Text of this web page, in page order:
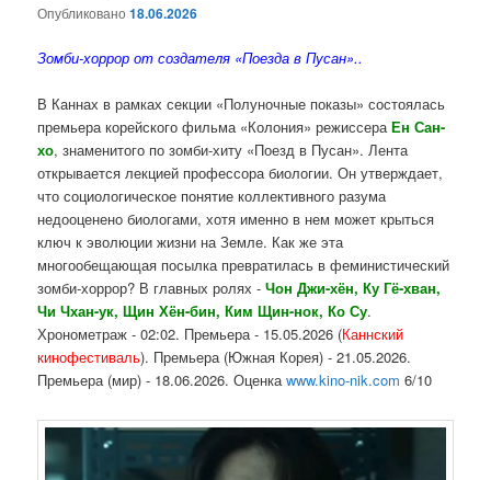
Опубликовано18.06.2026
Зомби-хоррор от создателя «Поезда в Пусан»..
В Каннах в рамках секции «Полуночные показы» состоялась
премьера корейского фильма «Колония» режиссераЕн Сан-
хо, знаменитого по зомби-хиту «Поезд в Пусан». Лента
открывается лекцией профессора биологии. Он утверждает,
что социологическое понятие коллективного разума
недооценено биологами, хотя именно в нем может крыться
ключ к эволюции жизни на Земле. Как же эта
многообещающая посылка превратилась в феминистический
зомби-хоррор? В главных ролях -Чон Джи-хён, Ку Гё-хван,
Чи Чхан-ук, Щин Хён-бин, Ким Щин-нок, Ко Су.
Хронометраж - 02:02. Премьера - 15.05.2026 (Каннский
кинофестиваль). Премьера (Южная Корея) - 21.05.2026.
Премьера (мир) - 18.06.2026. Оценкаwww.kino-nik.com 6/10